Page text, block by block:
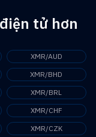
tử hơn
XMR/AUD
XMR/BHD
XMR/BRL
XMR/CHF
XMR/CZK